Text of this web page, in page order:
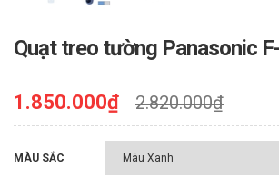
Quạt treo tường Panasonic
1.850.000₫ 2.820.000₫
MÀU SẮC